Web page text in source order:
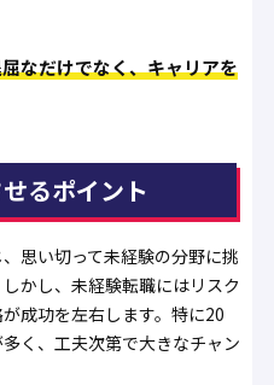
なだけでなく、キャリアを
るポイント
思い切って未経験の分野に挑
かし、未経験転職にはリスク
成功を左右します。特に20
く、工夫次第で大きなチャン